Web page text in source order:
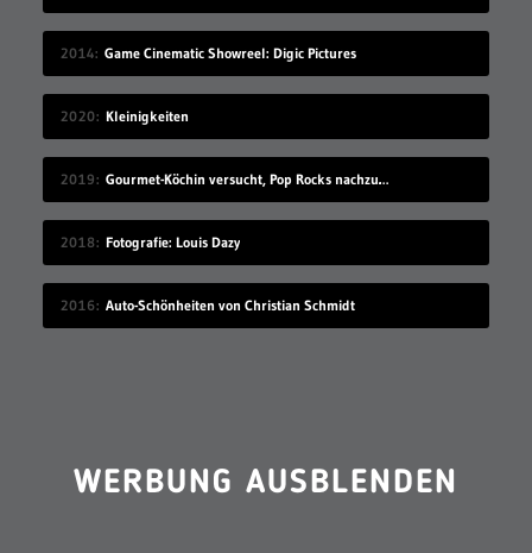
2014 Game Cinematic Showreel: Digic Pictures
2020 Kleinigkeiten
2019 Gourmet-Köchin versucht, Pop Rocks nachzumachen
2018 Fotografie: Louis Dazy
2016 Auto-Schönheiten von Christian Schmidt
WERBUNG AUSBLENDEN